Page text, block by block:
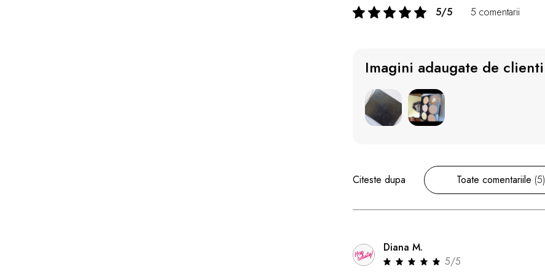
5/5 5 comentarii
Imagini adaugate de clienti
Citeste dupa Toate comentariile (5)
Diana M.
5/5